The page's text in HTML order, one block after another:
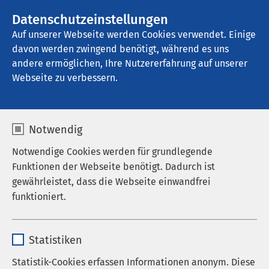
Datenschutzeinstellungen
Auf unserer Webseite werden Cookies verwendet. Einige
davon werden zwingend benötigt, während es uns
andere ermöglichen, Ihre Nutzererfahrung auf unserer
Webseite zu verbessern.
Notwendig
Notwendige Cookies werden für grundlegende
Funktionen der Webseite benötigt. Dadurch ist
gewährleistet, dass die Webseite einwandfrei
funktioniert.
Anbieter sgalinski
Statistiken
Statistik-Cookies erfassen Informationen anonym. Diese
AMEOS Seeklinikum Brunnen
Zuweisung stationäre
Behandlung /
Anordnung
psychologische
Psychotherapie